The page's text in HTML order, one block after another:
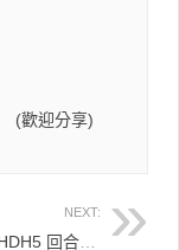
(歡迎分享)
NEXT: